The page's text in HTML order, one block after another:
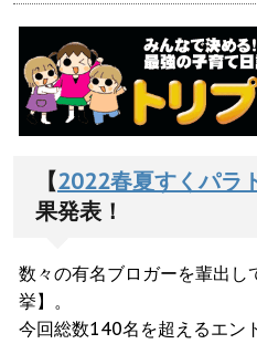
【2022春夏すくパラ
果発表！
数々の有名ブロガーを輩出し
挙】。
今回総数140名を超えるエン